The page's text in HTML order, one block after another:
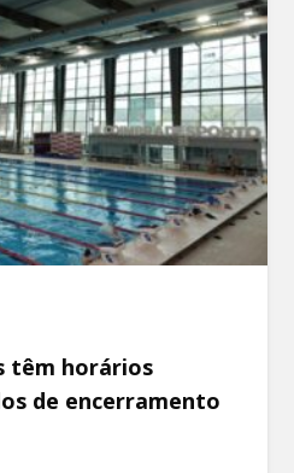
têm horários
de encerramento